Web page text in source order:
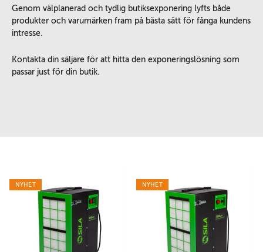
Genom välplanerad och tydlig butiksexponering lyfts både
produkter och varumärken fram på bästa sätt för fånga kundens
intresse.
Kontakta din säljare för att hitta den exponeringslösning som
passar just för din butik.
NYHET NYHET